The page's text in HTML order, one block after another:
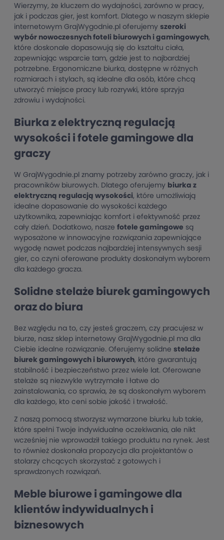
Wierzymy, że kluczem do wydajności, zarówno w pracy,
jak i podczas gier, jest komfort. Dlatego w naszym sklepie
internetowym GrajWygodnie.pl oferujemy szeroki
wybór nowoczesnych foteli biurowych i gamingowych,
które doskonale dopasowują się do kształtu ciała,
zapewniając wsparcie tam, gdzie jest to najbardziej
potrzebne. Ergonomiczne biurka, dostępne w różnych
rozmiarach i stylach, są idealne dla osób, które chcą
utworzyć miejsce pracy lub rozrywki, które sprzyja
zdrowiu i wydajności.
Biurka z elektryczną regulacją
wysokości i fotele gamingowe dla
graczy
W GrajWygodnie.pl znamy potrzeby zarówno graczy, jak i
pracowników biurowych. Dlatego oferujemy biurka z
elektryczną regulacją wysokości, które umożliwiają
idealne dopasowanie do wysokości każdego
użytkownika, zapewniając komfort i efektywność przez
cały dzień. Dodatkowo, nasze fotele gamingowe są
wyposażone w innowacyjne rozwiązania zapewniające
wygodę nawet podczas najbardziej intensywnych sesji
gier, co czyni oferowane produkty doskonałym wyborem
dla każdego gracza.
Solidne stelaże biurek gamingowych
oraz do biura
Bez względu na to, czy jesteś graczem, czy pracujesz w
biurze, nasz sklep internetowy GrajWygodnie.pl ma dla
Ciebie idealne rozwiązanie. Oferujemy solidne stelaże
biurek gamingowych i biurowych, które gwarantują
stabilność i bezpieczeństwo przez wiele lat. Oferowane
stelaże są niezwykle wytrzymałe i łatwe do
zainstalowania, co sprawia, że są doskonałym wyborem
dla każdego, kto ceni sobie jakość i trwałość.
Z naszą pomocą stworzysz wymarzone biurku lub takie,
które spełni Twoje indywidualne oczekiwania, ale nikt
wcześniej nie wprowadził takiego produktu na rynek. Jest
to również doskonała propozycja dla projektantów o
stolarzy chcących skorzystać z gotowych i
sprawdzonych rozwiązań.
Meble biurowe i gamingowe dla
klientów indywidualnych i
biznesowych